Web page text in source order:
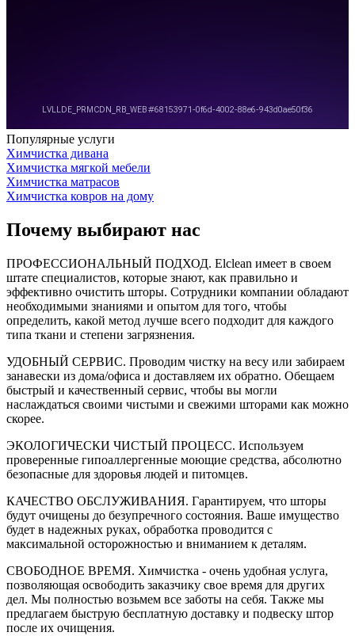
Популярные услуги
Химчистка дивана
Химчистка мягкой мебели
Химчистка матрасов
Химчистка ковров на дому
Почему выбирают нас
ПРОФЕССИОНАЛЬНЫЙ ПОДХОД. Elclean имеет в своем
штате специалистов, которые знают, как правильно и
эффективно очистить шторы. Сотрудники компании обладают
необходимыми знаниями и опытом для того, чтобы
определить, какой метод лучше всего подходит для каждого
типа ткани и степени загрязнения.
УДОБНЫЙ СЕРВИС. Проводим чистку на весу или забираем
занавески из дома/офиса и доставляем их обратно. Обещаем
быстрый и качественный сервис, чтобы вы могли
наслаждаться своими чистыми и свежими шторами как можно
скорее.
ЭКОЛОГИЧЕСКИ ЧИСТЫЙ ПРОЦЕСС. Используем
проверенные гипоаллергенные моющие средства, абсолютно
безопасные для здоровья людей и питомцев.
КАЧЕСТВО ОБСЛУЖИВАНИЯ. Гарантируем, что шторы
будут очищены до безупречного состояния. Ваше имущество
будет в надежных руках, обработка проводится с
максимальной осторожностью и вниманием к деталям.
СВОБОДНОЕ ВРЕМЯ. Химчистка - очень удобная услуга,
позволяющая освободить заказчику свое время для других
дел. Мы полностью возьмем все заботы на себя. Также мы
предлагаем быструю бесплатную доставку и подвеску штор
после их очищения.